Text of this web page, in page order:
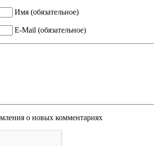
Имя (обязательное)
E-Mail (обязательное)
о новых комментариях